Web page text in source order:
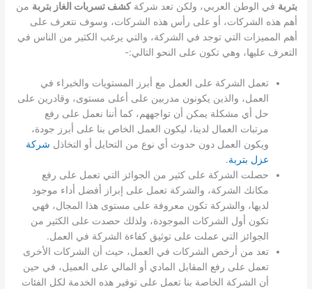
بتربة في الوطن العربي، ولكن تعد شركةكشف تسربات الغاز بتربة من
أهم هذه الشركات، أو على رأس هذه الشركات، وسوف نتعرف على
أهم المميزات التي توجد في الشركة، والتي يرغب الكثير من الناس في
التعرف عليها، وهي تكون على النحو التالي:-
تعمل الشركة على العمل مع أبرز المستويات والخبراء في
العمل، والذين يكونون مدربين على أعلى مستوى، وقادرين على
حل أي مشكلة يمكن أن تواجههم، كما أننا نعمل على رفع
مرتبات العمال لدينا، ليكون العمل الخاص بنا على أبرز جودة،
ويكون العمل دون حدوث أي نوع من التحايل أو التخاذل شركة
عزل بتربة.
حصلت الشركة على كثير من الجوائز التي تعمل على رفع
مكانك الشركة، والشركة تعمل على إبراز أفضل أداء موجود
لديها، والشركة تكون معروفة على مستوى هذا المجال، فهي
تكون أول الشركات الموجودة، ولذلك حصدت على الكثير من
الجوائز التي عملت على توثيق كفاءة الشركة في العمل.
تعد من أرخص الشركات في العمل، حيث أن الشركات الأخرى
تعمل على رفع المقابل المادي أو المالي على العميل، في حين
أن الشركة الخاصة بنا تعمل على توفير هذه الخدمة لكل الفئات